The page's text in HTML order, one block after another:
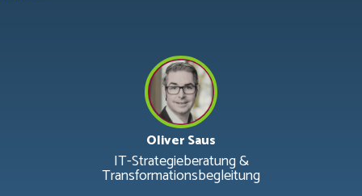
Oliver Saus
IT-Strategieberatung &
Transformationsbegleitung